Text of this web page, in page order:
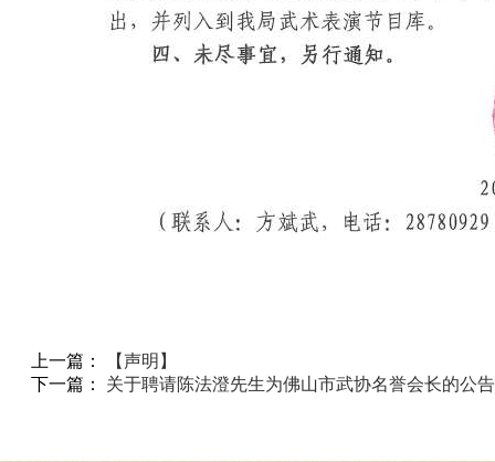
上一篇：
【声明】
下一篇： 关于聘请陈法澄先生为佛山市武协名誉会长的公告